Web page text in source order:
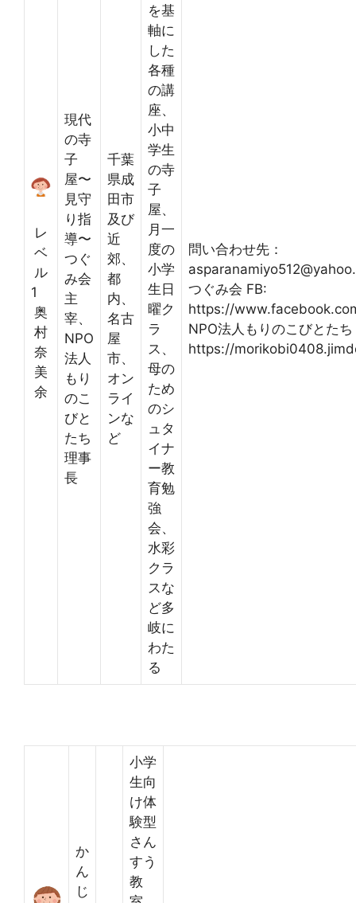
レ
ベ
ル
1
奥
村
奈
美
余
現代
の寺
子
屋〜
見守
り指
導〜
つぐ
み会
主
宰、
NPO
法人
もり
のこ
びと
たち
理事
長
千葉
県成
田市
及び
近
郊、
都
内、
名古
屋
市、
オン
ライ
ンな
ど
を基
軸に
した
各種
の講
座、
小中
学生
の寺
子
屋、
月一
度の
小学
生日
曜ク
ラ
ス、
母の
ため
のシ
ュタ
イナ
ー教
育勉
強
会、
水彩
クラ
スな
ど多
岐に
わた
る
問い合わせ先：
つぐみ会 FB:
https://
NPO法人もりのこびとたち
https://
か
ん
じ
小学
生向
け体
験型
さん
すう
教